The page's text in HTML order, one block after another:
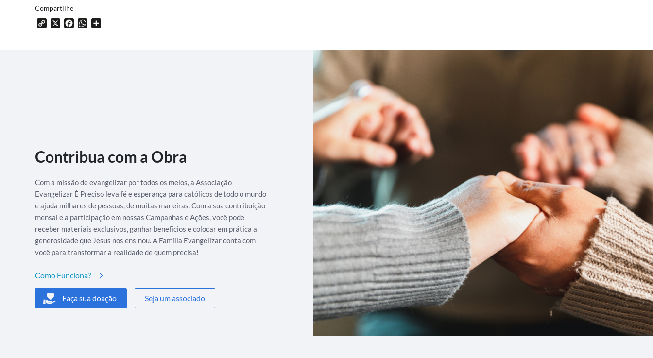
Compartilhe
Copy
FacebookWhatsApp
Contribua com a Obra
Com a missão de evangelizar por todos os meios, a Associação
Evangelizar É Preciso leva fé e esperança para católicos de todo o mundo
e ajuda milhares de pessoas, de muitas maneiras. Com a sua contribuição
mensal e a participação em nossas Campanhas e Ações, você pode
receber materiais exclusivos, ganhar benefícios e colocar em prática a
generosidade que Jesus nos ensinou. A Família Evangelizar conta com
você para transformar a realidade de quem precisa!
Como Funciona?
Faça sua doação Seja um associado